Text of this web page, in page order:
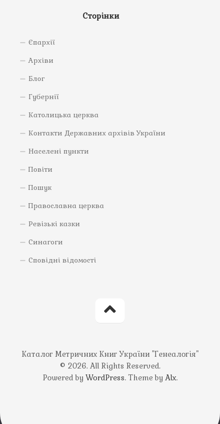
Сторінки
Єпархії
Архіви
Блог
Губернії
Католицька церква
Контакти Державних архівів України
Населені пункти
Повіти
Пошук
Православна церква
Ревізькі казки
Синагоги
Сповідні відомості
Каталог Метричних Книг України "Генеалогія"
© 2026. All Rights Reserved.
Powered by WordPress. Theme by Alx.